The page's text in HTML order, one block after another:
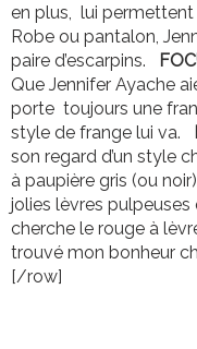
en plus, lui permettent
Robe ou pantalon,
paire d’escarpins.
Que Jennifer Ayache
porte toujours une
style de frange lui va.
son regard d’un style
à paupière gris (ou
jolies lèvres pulpeuses
cherche le rouge à
trouvé mon bonheur
[/row]